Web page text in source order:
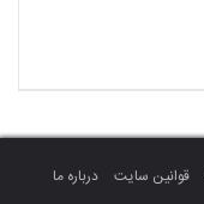
قوانین سایت
درباره ما